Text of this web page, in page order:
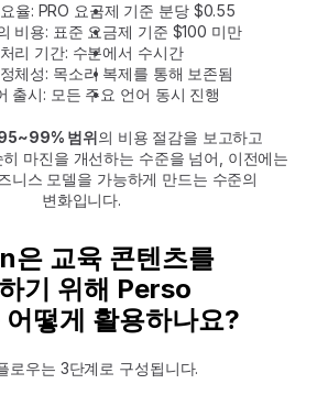
율: PRO 요금제 기준 분당 $0.55
비용: 표준 요금제 기준 $100 미만
처리 기간: 수분에서 수시간
체성: 목소리 복제를 통해 보존됨
출시: 모든 주요 언어 동시 진행
범위 의 비용 절감을 보고하고
마진을 개선하는 수준을 넘어, 이전에는
니스 모델을 가능하게 만드는 수준의
변화입니다.
교육 콘텐츠를
기 위해 Perso
떻게 활용하나요?
로우는 3단계로 구성됩니다.